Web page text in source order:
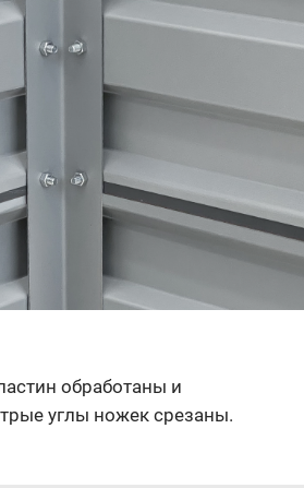
обработаны и
углы ножек срезаны.